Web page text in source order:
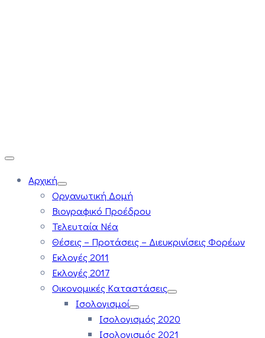
Αρχική
Οργανωτική Δομή
Βιογραφικό Προέδρου
Τελευταία Νέα
Θέσεις – Προτάσεις – Διευκρινίσεις Φορέων
Εκλογές 2011
Εκλογές 2017
Οικονομικές Καταστάσεις
Ισολογισμοί
Ισολογισμός 2020
Ισολογισμός 2021